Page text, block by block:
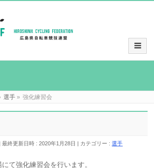
選手 » 強化練習会
最終更新日時 : 2020年1月28日 カテゴリー :選手
て強化練習会を行います。